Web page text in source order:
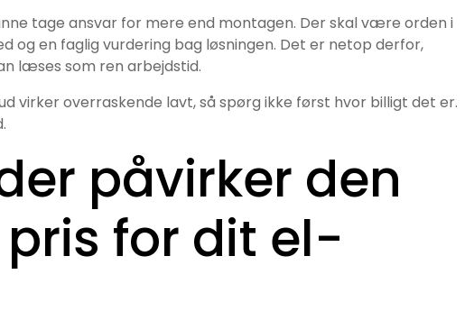
tage ansvar for mere end montagen. Der skal være orden i
og en faglig vurdering bag løsningen. Det er netop derfor,
læses som ren arbejdstid.
virker overraskende lavt, så spørg ikke først hvor billigt det er.
påvirker den
for dit el-